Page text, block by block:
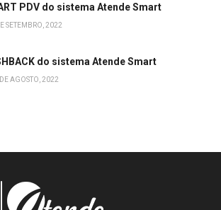
PDV do sistema Atende Smart
SETEMBRO, 2022
do sistema Atende Smart
AGOSTO, 2022